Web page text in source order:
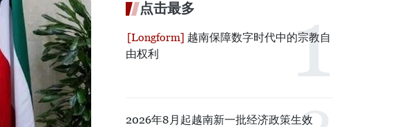
点击最多
越南保障数字时代中的宗教自
由权利
2026年8月起越南新一批经济政策生效